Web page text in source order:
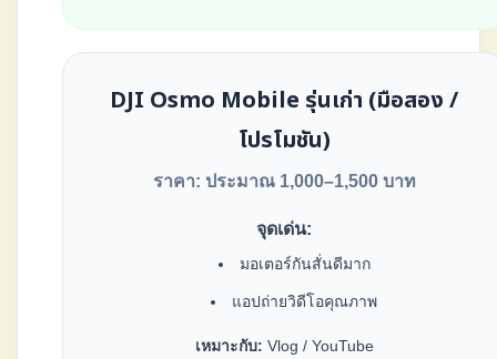
DJI Osmo Mobile รุ่นเก่า (มือสอง /
โปรโมชัน)
ราคา: ประมาณ 1,000–1,500 บาท
จุดเด่น:
มอเตอร์กันสั่นดีมาก
แอปถ่ายวิดีโอคุณภาพ
เหมาะกับ: Vlog / YouTube